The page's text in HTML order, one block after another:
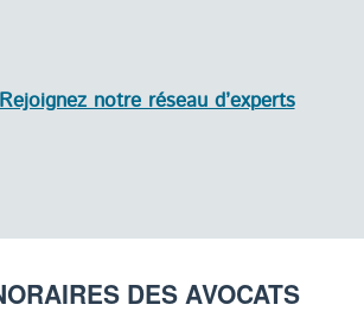
notre réseau d’experts
DES AVOCATS